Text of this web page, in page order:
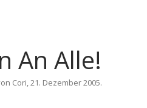
An Alle!
Cori,21. Dezember 2005.